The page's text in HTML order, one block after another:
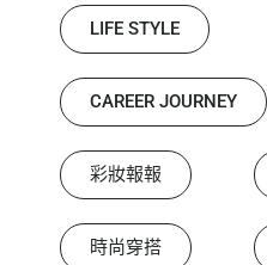
LIFE STYLE
CAREER JOURNEY
彩妝報報
時尚穿搭